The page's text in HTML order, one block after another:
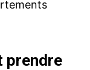
prendre